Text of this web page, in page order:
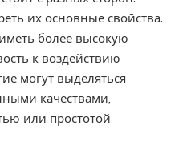
их основные свойства.
более высокую
к воздействию
могут выделяться
качествами,
или простотой